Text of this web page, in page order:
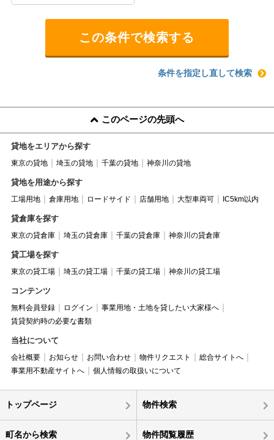
条件を指定し直して検索
このページの先頭へ
貸地をエリアから探す
東京の貸地 埼玉の貸地 千葉の貸地 神奈川の貸地
貸地を用途から探す
工場用地 倉庫用地 ロードサイド 店舗用地 大型車両可 IC5km以内
貸倉庫を探す
東京の貸倉庫 埼玉の貸倉庫 千葉の貸倉庫 神奈川の貸倉庫
貸工場を探す
東京の貸工場 埼玉の貸工場 千葉の貸工場 神奈川の貸工場
コンテンツ
無料会員登録 ログイン
事業用地・土地を貸したい大家様へ
賃貸契約時の必要な書類
当社について
会社概要 お知らせ お問い合わせ 物件リクエスト
総合サイトへ
事業用不動産サイトへ
個人情報の取扱いについて
トップページ 物件検索
町名から検索 物件閲覧履歴